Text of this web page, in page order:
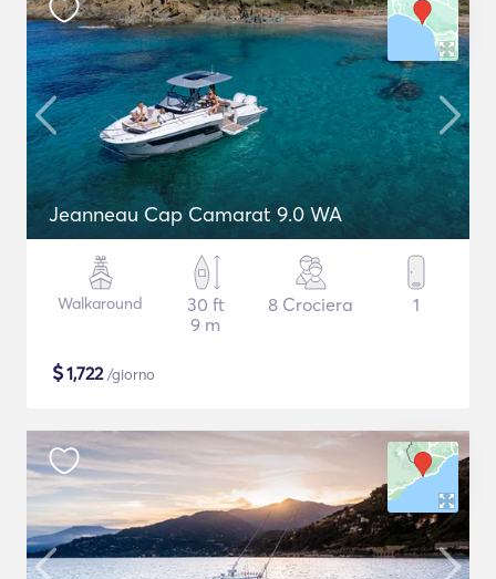
Jeanneau Cap Camarat 9.0 WA
Walkaround
30 ft
9 m
8 Crociera 1
$1,722/giorno